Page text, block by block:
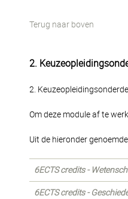
Terug naar boven
2.
2.
Om deze module af te
Uit de hieronder
6ECTS credits -
6ECTS credits -